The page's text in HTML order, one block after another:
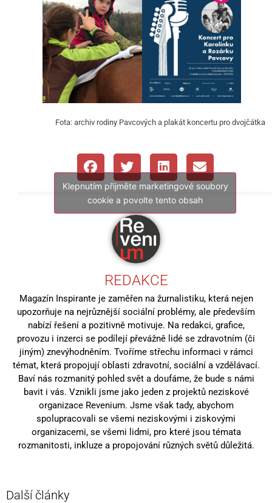
Fota: archiv rodiny Pavcových a plakát koncertu pro dvojčátka
Klepnutím přijměte marketingové soubory
cookie a povolte tento obsah
REDAKCE
Magazín Inspirante je zaměřen na žurnalistiku, která nejen
upozorňuje na nejrůznější sociální problémy, ale především
nabízí řešení a pozitivně motivuje. Na redakci, grafice,
provozu i inzerci se podílejí převážně lidé se zdravotním (či
jiným) znevýhodněním. Tvoříme střechu informaci v rámci
témat, která propojují oblasti zdravotní, sociální a vzdělávací.
Baví nás rozmanitý pohled svět a doufáme, že bude s námi
bavit i vás. Vznikli jsme jako jeden z projektů neziskové
organizace Revenium. Jsme však tady, abychom
spolupracovali se všemi neziskovými i ziskovými
organizacemi, se všemi lidmi, pro které jsou témata
rozmanitosti, inkluze a propojování různých světů důležitá.
Další články